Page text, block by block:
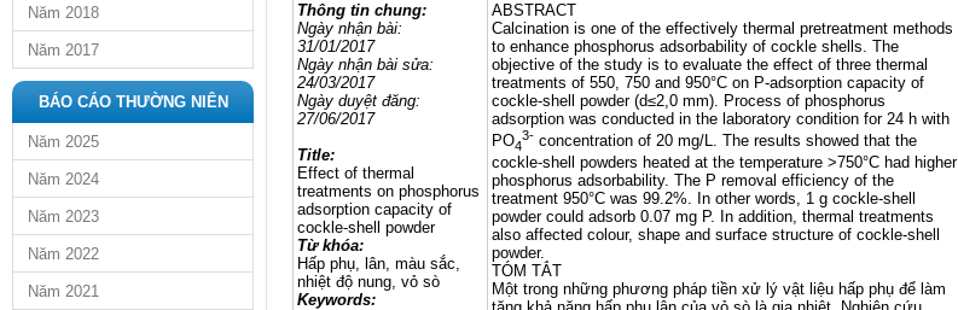
Năm 2018
Năm 2017
BÁO CÁO THƯỜNG NIÊN
Năm 2025
Năm 2024
Năm 2023
Năm 2022
Năm 2021
Thông tin chung:
Ngày nhận bài:
31/01/2017
Ngày nhận bài sửa:
24/03/2017
Ngày duyệt đăng:
27/06/2017
Title:
Effect of thermal
treatments on phosphorus
adsorption capacity of
cockle-shell powder
Từ khóa:
Hấp phụ, lân, màu sắc,
nhiệt độ nung, vỏ sò
Keywords:
ABSTRACT
Calcination is one of the effectively thermal pretreatment methods
to enhance phosphorus adsorbability of cockle shells. The
objective of the study is to evaluate the effect of three thermal
treatments of 550, 750 and 950°C on P-adsorption capacity of
cockle-shell powder (d≤2,0 mm). Process of phosphorus
adsorption was conducted in the laboratory condition for 24 h with
PO4
3- concentration of 20 mg/L. The results showed that the
cockle-shell powders heated at the temperature >750°C had higher
phosphorus adsorbability. The P removal efficiency of the
treatment 950°C was 99.2%. In other words, 1 g cockle-shell
powder could adsorb 0.07 mg P. In addition, thermal treatments
also affected colour, shape and surface structure of cockle-shell
powder.
TÓM TẮT
Một trong những phương pháp tiền xử lý vật liệu hấp phụ để làm